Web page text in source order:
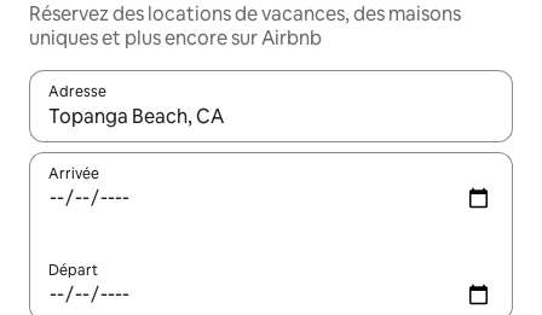
Réservez des locations de vacances, des maisons
uniques et plus encore sur Airbnb
Adresse
Lorsque les résultats s'affichent, utilisez les flèches vers le
Arrivée
Départ